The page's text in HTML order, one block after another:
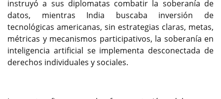
instruyó a sus diplomatas combatir la soberanía de
datos, mientras India buscaba inversión de
tecnológicas americanas, sin estrategias claras, metas,
métricas y mecanismos participativos, la soberanía en
inteligencia artificial se implementa desconectada de
derechos individuales y sociales.